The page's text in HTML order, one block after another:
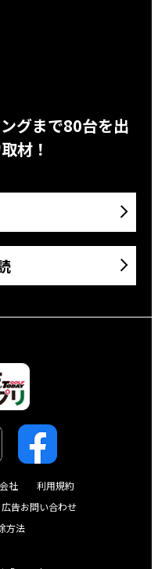
グまで80台を出
材！
社
利用規約
広告お問い合わせ
方法